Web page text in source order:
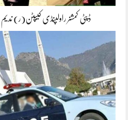
ڈپٹی کمشنر راولپنڈی کیپٹن(ر) ندیم